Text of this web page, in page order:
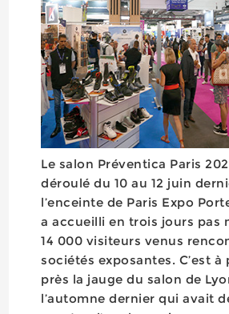
Le salon Préventica Paris
déroulé du 10 au 12 juin
l’enceinte de Paris Expo
a accueilli en trois jours pas
14 000 visiteurs venus
sociétés exposantes. C’est à
près la jauge du salon de
l’automne dernier qui avait